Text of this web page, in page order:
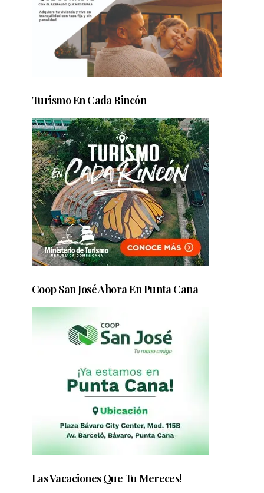
Turismo En Cada Rincón
Coop San José Ahora En Punta Cana
Las Vacaciones Que Tu Mereces!